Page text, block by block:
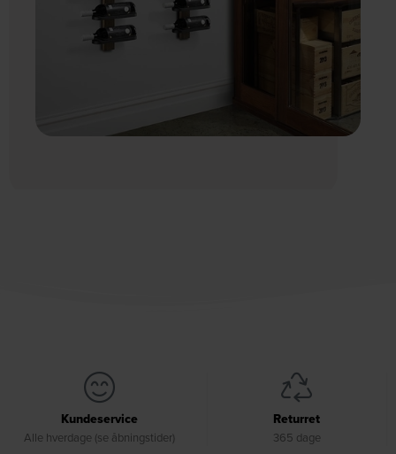
Kundeservice
Alle hverdage (se åbningstider)
Returret
365 dage